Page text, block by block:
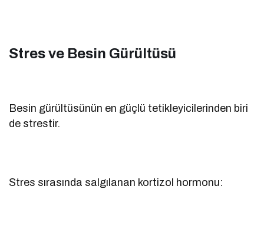
Stres ve Besin Gürültüsü
Besin gürültüsünün en güçlü tetikleyicilerinden biri
de strestir.
Stres sırasında salgılanan kortizol hormonu: